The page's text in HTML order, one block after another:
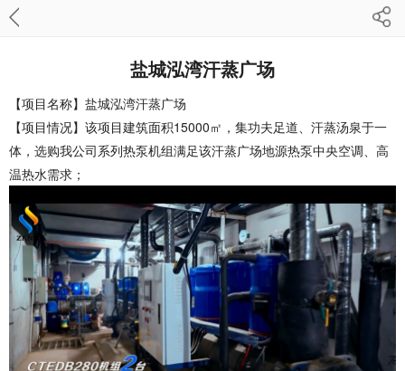
盐城泓湾汗蒸广场
【项目名称】 盐城泓湾汗蒸广场
【项目情况】该项目建筑面积15000㎡，集功夫足道、汗蒸汤泉于一
体，选购我公司系列热泵机组满足该汗蒸广场地源热泵中央空调、高
温热水需求；